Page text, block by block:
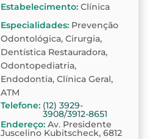
Estabelecimento:Clínica
Especialidades: Prevenção
Odontológica, Cirurgia,
Dentística Restauradora,
Odontopediatria,
Endodontia, Clínica Geral,
ATM
Telefone: (12) 3929-
3908/3912-8651
Endereço:Av. Presidente
Juscelino Kubitscheck, 6812